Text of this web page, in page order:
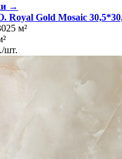
→
Royal Gold Mosaic
м²
/шт.